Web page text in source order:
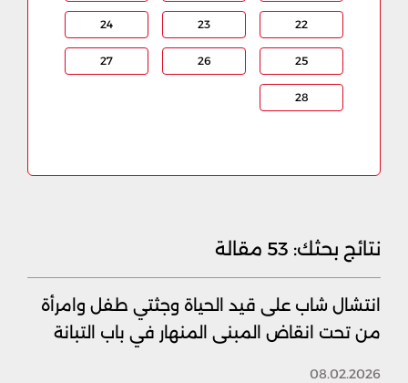
22
23
24
25
26
27
28
نتائج بحثك: 53 مقالة
انتشال شاب على قيد الحياة وجثتي طفل وامرأة
من تحت انقاض المبنى المنهار في باب التبانة
08.02.2026